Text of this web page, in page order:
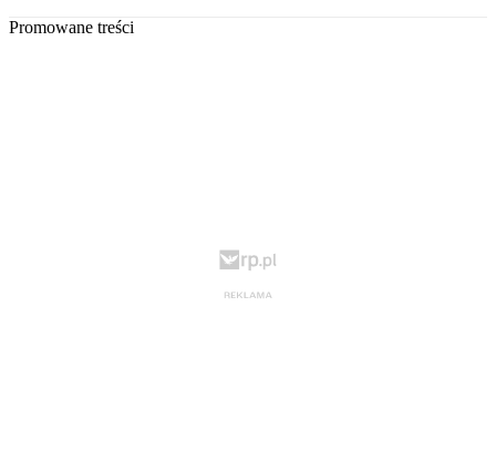
Promowane treści